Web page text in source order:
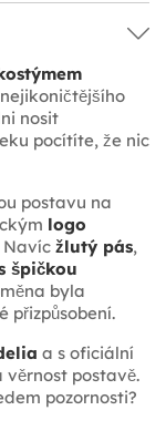
nosit
pocítíte, že nic
postavu na
logo
Navíc žlutý pás,
špičkou
byla
přizpůsobení.
a s oficiální
postavě.
pozornosti?